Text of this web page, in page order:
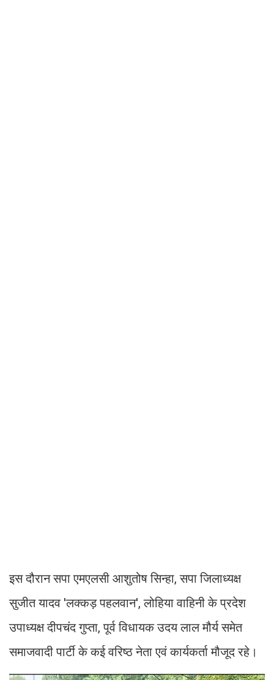
इस दौरान सपा एमएलसी आशुतोष सिन्हा, सपा जिलाध्यक्ष
सुजीत यादव 'लक्कड़ पहलवान', लोहिया वाहिनी के प्रदेश
उपाध्यक्ष दीपचंद गुप्ता, पूर्व विधायक उदय लाल मौर्य समेत
समाजवादी पार्टी के कई वरिष्ठ नेता एवं कार्यकर्ता मौजूद रहे।